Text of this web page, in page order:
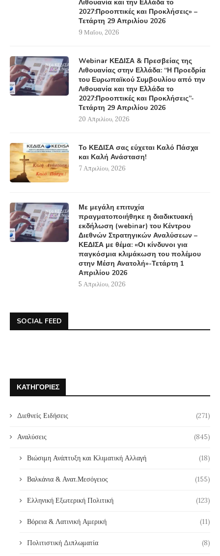
Λιθουανία και την Ελλάδα το
2027:Προοπτικές και Προκλήσεις» –
Τετάρτη 29 Απριλίου 2026
9 Μαΐου, 2026
Webinar ΚΕΔΙΣΑ & Πρεσβείας της
Λιθουανίας στην Ελλάδα: “Η Προεδρία
του Ευρωπαϊκού Συμβουλίου από την
Λιθουανία και την Ελλάδα το
2027:Προοπτικές και Προκλήσεις”-
Τετάρτη 29 Απριλίου 2026
20 Απριλίου, 2026
Το ΚΕΔΙΣΑ σας εύχεται Καλό Πάσχα
και Καλή Ανάσταση!
7 Απριλίου, 2026
Με μεγάλη επιτυχία
πραγματοποιήθηκε η διαδικτυακή
εκδήλωση (webinar) του Κέντρου
Διεθνών Στρατηγικών Αναλύσεων –
ΚΕΔΙΣΑ με θέμα: «Οι κίνδυνοι για
παγκόσμια κλιμάκωση του πολέμου
στην Μέση Ανατολή»-Τετάρτη 1
Απριλίου 2026
5 Απριλίου, 2026
SOCIAL FEED
ΚΑΤΗΓΟΡΊΕΣ
Διεθνείς Ειδήσεις (271)
Αναλύσεις (845)
Βιώσιμη Ανάπτυξη και Κλιματική Αλλαγή (18)
Βαλκάνια & Ανατ.Μεσόγειος (155)
Ελληνική Εξωτερική Πολιτική (123)
Βόρεια & Λατινική Αμερική (11)
Πολιτιστική Διπλωματία (8)